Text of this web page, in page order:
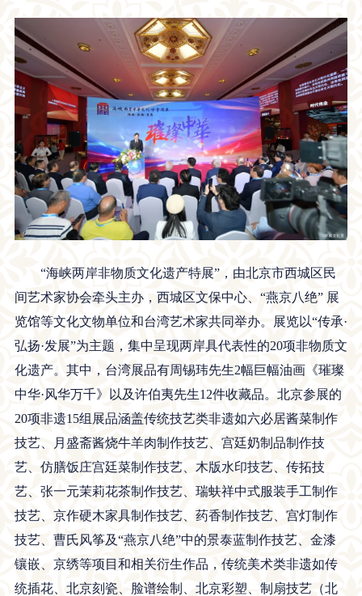
“海峡两岸非物质文化遗产特展”，由北京市西城区民
间艺术家协会牵头主办，西城区文保中心、“燕京八绝” 展
览馆等文化文物单位和台湾艺术家共同举办。展览以“传承·
弘扬·发展”为主题，集中呈现两岸具代表性的20项非物质文
化遗产。其中，台湾展品有周锡玮先生2幅巨幅油画《璀璨
中华·风华万千》以及许伯夷先生12件收藏品。北京参展的
20项非遗15组展品涵盖传统技艺类非遗如六必居酱菜制作
技艺、月盛斋酱烧牛羊肉制作技艺、宫廷奶制品制作技
艺、仿膳饭庄宫廷菜制作技艺、木版水印技艺、传拓技
艺、张一元茉莉花茶制作技艺、瑞蚨祥中式服装手工制作
技艺、京作硬木家具制作技艺、药香制作技艺、宫灯制作
技艺、曹氏风筝及“燕京八绝”中的景泰蓝制作技艺、金漆
镶嵌、京绣等项目和相关衍生作品，传统美术类非遗如传
统插花、北京刻瓷、脸谱绘制、北京彩塑、制扇技艺（北